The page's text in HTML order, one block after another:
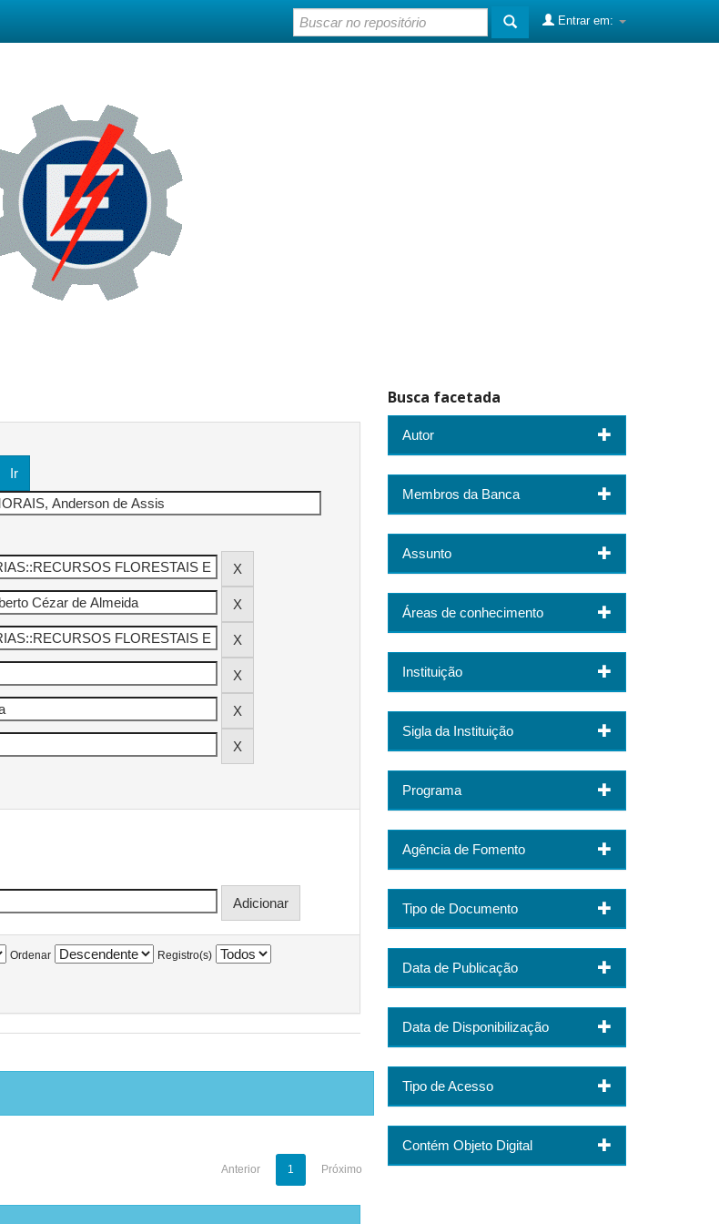
Entrar em:
Ordenar Registro(s)
Anterior 1 Próximo
Busca facetada
Autor
Membros da Banca
Assunto
Áreas de conhecimento
Instituição
Sigla da Instituição
Programa
Agência de Fomento
Tipo de Documento
Data de Publicação
Data de Disponibilização
Tipo de Acesso
Contém Objeto Digital